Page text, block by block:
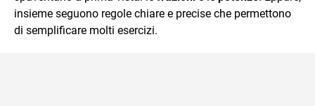
insieme seguono regole chiare e precise che permettono
di semplificare molti esercizi.